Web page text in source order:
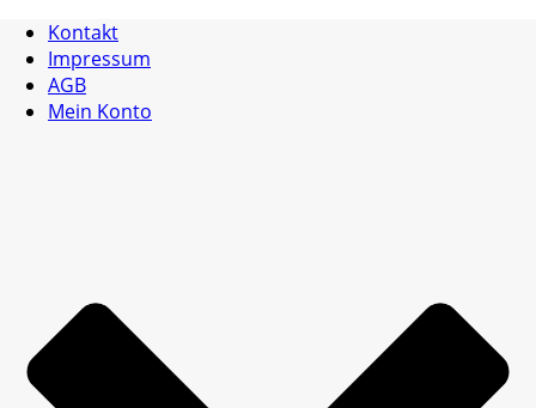
Kontakt
Impressum
AGB
Mein Konto